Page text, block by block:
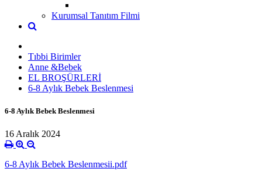
Kurumsal Tanıtım Filmi
Tıbbi Birimler
Anne &Bebek
EL BROŞÜRLERİ
6-8 Aylık Bebek Beslenmesi
6-8 Aylık Bebek Beslenmesi
16 Aralık 2024
6-8 Aylık Bebek Beslenmesii.pdf